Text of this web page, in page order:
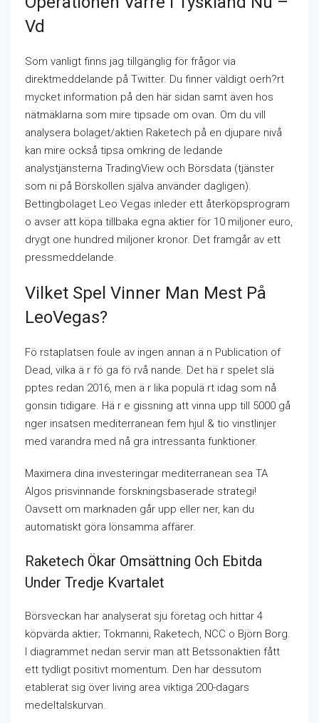
Vd
Som vanligt finns jag tillgänglig för frågor via
direktmeddelande på Twitter. Du finner väldigt oerh?rt
mycket information på den här sidan samt även hos
nätmäklarna som mire tipsade om ovan. Om du vill
analysera bolaget/aktien Raketech på en djupare nivå
kan mire också tipsa omkring de ledande
analystjänsterna TradingView och Börsdata (tjänster
som ni på Börskollen själva använder dagligen).
Bettingbolaget Leo Vegas inleder ett återköpsprogram
o avser att köpa tillbaka egna aktier för 10 miljoner euro,
drygt one hundred miljoner kronor. Det framgår av ett
pressmeddelande.
Vilket Spel Vinner Man Mest På
LeoVegas?
Fö rstaplatsen foule av ingen annan ä n Publication of
Dead, vilka ä r fö ga fö rvå nande. Det hä r spelet slä
pptes redan 2016, men ä r lika populä rt idag som nå
gonsin tidigare. Hä r e gissning att vinna upp till 5000 gå
nger insatsen mediterranean fem hjul & tio vinstlinjer
med varandra med nå gra intressanta funktioner.
Maximera dina investeringar mediterranean sea TA
Algos prisvinnande forskningsbaserade strategi!
Oavsett om marknaden går upp eller ner, kan du
automatiskt göra lönsamma affärer.
Raketech Ökar Omsättning Och Ebitda
Under Tredje Kvartalet
Börsveckan har analyserat sju företag och hittar 4
köpvärda aktier; Tokmanni, Raketech, NCC o Björn Borg.
I diagrammet nedan servir man att Betssonaktien fått
ett tydligt positivt momentum. Den har dessutom
etablerat sig över living area viktiga 200-dagars
medeltalskurvan.